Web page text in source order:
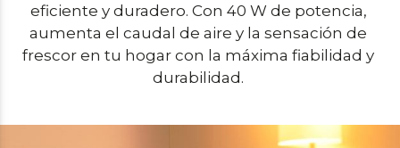
eficiente y duradero. Con 40 W de potencia,
aumenta el caudal de aire y la sensación de
frescor en tu hogar con la máxima fiabilidad y
durabilidad.